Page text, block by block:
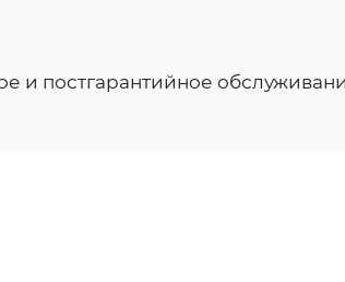
и постгарантийное